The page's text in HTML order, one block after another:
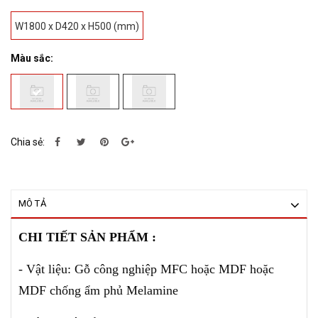
W1800 x D420 x H500 (mm)
Màu sắc:
Chia sẻ:
MÔ TẢ
CHI TIẾT SẢN PHẨM :
- Vật liệu: Gỗ công nghiệp MFC hoặc MDF hoặc
MDF chống ẩm phủ Melamine